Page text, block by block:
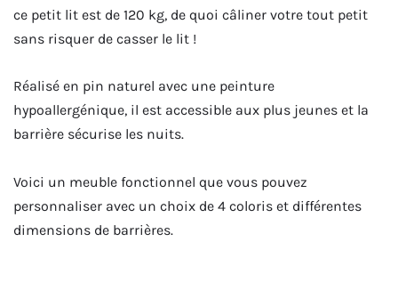
ce petit lit est de 120 kg, de quoi câliner votre tout petit
sans risquer de casser le lit !
Réalisé en pin naturel avec une peinture
hypoallergénique, il est accessible aux plus jeunes et la
barrière sécurise les nuits.
Voici un meuble fonctionnel que vous pouvez
personnaliser avec un choix de 4 coloris et différentes
dimensions de barrières.